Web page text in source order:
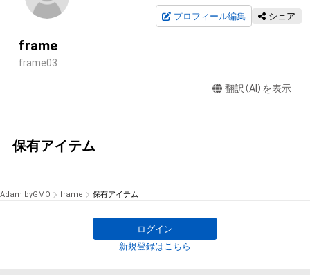
プロフィール編集 シェア
frame
frame03
翻訳（AI）を表示
保有アイテム
Adam byGMO frame 保有アイテム
ログイン
新規登録はこちら